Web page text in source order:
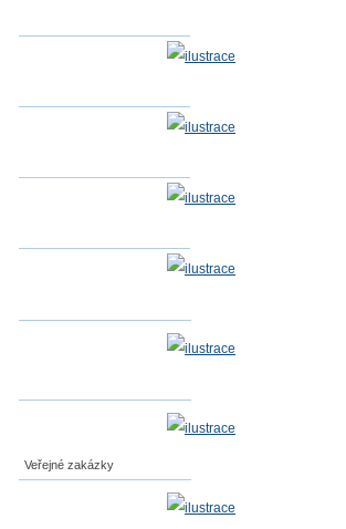
Veřejné zakázky